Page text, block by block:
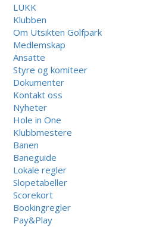
LUKK
Klubben
Om Utsikten Golfpark
Medlemskap
Ansatte
Styre og komiteer
Dokumenter
Kontakt oss
Nyheter
Hole in One
Klubbmestere
Banen
Baneguide
Lokale regler
Slopetabeller
Scorekort
Bookingregler
Pay&Play